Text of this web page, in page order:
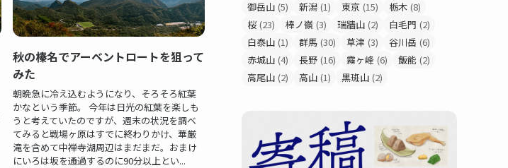
秋の榛名でアーベントロートを狙って
みた
朝晩急に冷え込むようになり、そろそろ紅葉
かなという季節。 今年は日光の紅葉を楽しも
うと考えていたのですが、週末の状況を調べ
てみると戦場ヶ原はすでに終わりかけ、華厳
滝を含めて中禅寺湖周辺はまだまだ。おまけ
にいろは坂を通過するのに90分以上とい...
御岳山 (5) 新潟 (1) 東京 (15) 栃木 (8)
桜 (23) 棒ノ嶺 (3) 瑞牆山 (2) 白毛門 (2)
白泰山 (1) 群馬 (30) 草津 (3) 谷川岳 (6)
赤城山 (4) 長野 (16) 霧ヶ峰 (6) 飯能 (2)
高尾山 (2) 高山 (1) 黒斑山 (2)